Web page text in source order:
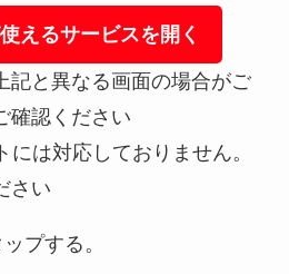
えるサービスを開く
と異なる画面の場合がご
確認ください
は対応しておりません。
さい
プする。